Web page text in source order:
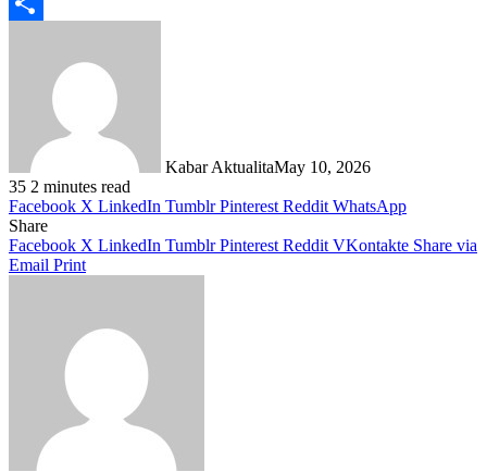
Kabar AktualitaMay 10, 2026
35 2 minutes read
Facebook X LinkedIn Tumblr Pinterest Reddit WhatsApp
Share
Facebook X LinkedIn Tumblr Pinterest Reddit VKontakte Share via
Email Print